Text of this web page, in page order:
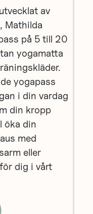
av
Mathilda
på 5 till 20
yogamatta
yogapass
i din vardag
din kropp
öka din
med
eller
dig i vårt